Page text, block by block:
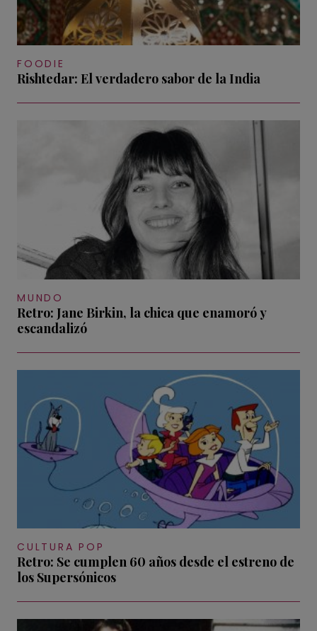
FOODIE
Rishtedar: El verdadero sabor de la India
MUNDO
Retro: Jane Birkin, la chica que enamoró y
escandalizó
CULTURA POP
Retro: Se cumplen 60 años desde el estreno de
los Supersónicos